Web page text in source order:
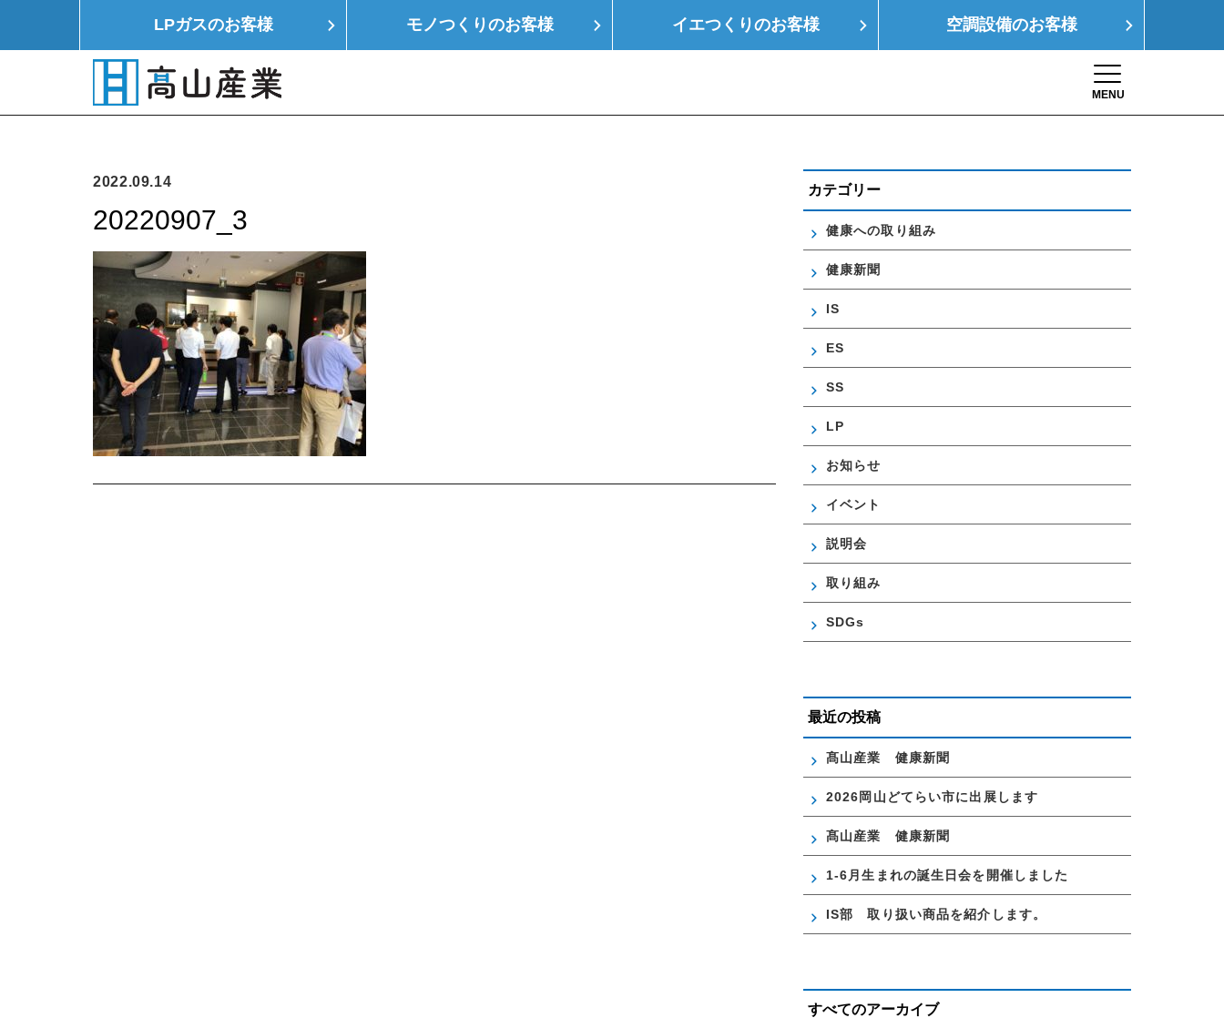
LPガスのお客様 モノつくりのお客様 イエつくりのお客様 空調設備のお客様
MENU
2022.09.14
20220907_3
カテゴリー
健康への取り組み
健康新聞
IS
ES
SS
LP
お知らせ
イベント
説明会
取り組み
SDGs
最近の投稿
髙山産業 健康新聞
2026岡山どてらい市に出展します
髙山産業 健康新聞
1-6月生まれの誕生日会を開催しました
IS部 取り扱い商品を紹介します。
すべてのアーカイブ